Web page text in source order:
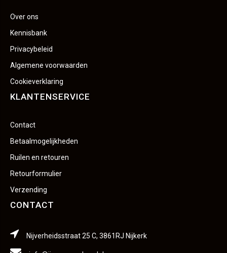
Over ons
Kennisbank
Privacybeleid
Algemene voorwaarden
Cookieverklaring
KLANTENSERVICE
Contact
Betaalmogelijkheden
Ruilen en retouren
Retourformulier
Verzending
CONTACT
Nijverheidsstraat 25 C, 3861RJ Nijkerk